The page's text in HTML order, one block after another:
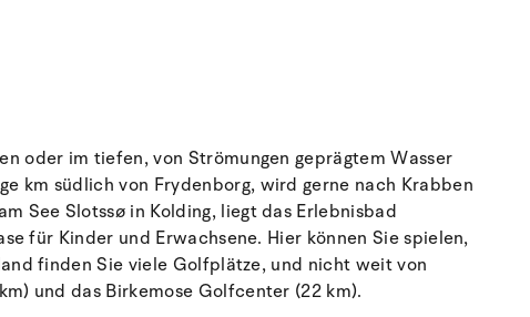
oder im tiefen, von Strömungen geprägtem Wasser
km südlich von Frydenborg, wird gerne nach Krabben
See Slotssø in Kolding, liegt das Erlebnisbad
für Kinder und Erwachsene. Hier können Sie spielen,
finden Sie viele Golfplätze, und nicht weit von
und das Birkemose Golfcenter (22 km).